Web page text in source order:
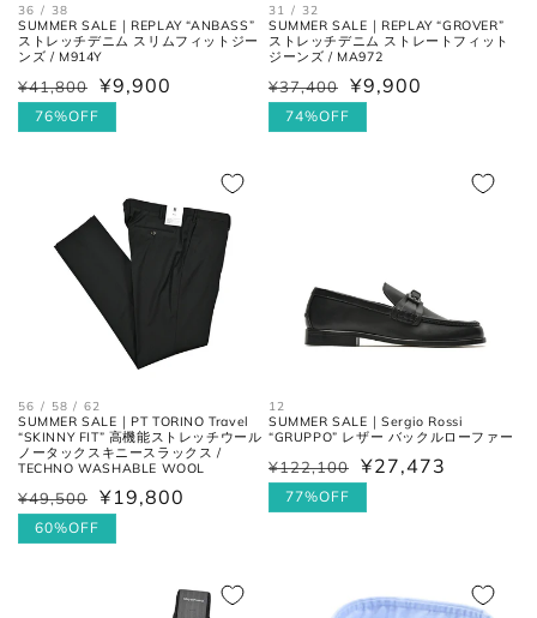
36 / 38
SUMMER SALE｜REPLAY “ANBASS”
ストレッチデニム スリムフィットジー
ンズ / M914Y
通
常
¥41,800
セ
ー
¥9,900
76%OFF
31 / 32
SUMMER SALE｜REPLAY “GROVER”
ストレッチデニム ストレートフィット
ジーンズ / MA972
通
常
¥37,400
セ
ー
¥9,900
74%OFF
56 / 58 / 62
SUMMER SALE｜PT TORINO Travel
“SKINNY FIT” 高機能ストレッチウール
ノータックスキニースラックス /
TECHNO WASHABLE WOOL
通
常
¥49,500
セ
ー
¥19,800
60%OFF
12
SUMMER SALE｜Sergio Rossi
“GRUPPO” レザー バックルローファー
通
常
¥122,100
セ
ー
¥27,473
77%OFF
お直しについては
のページでご確認
ください。